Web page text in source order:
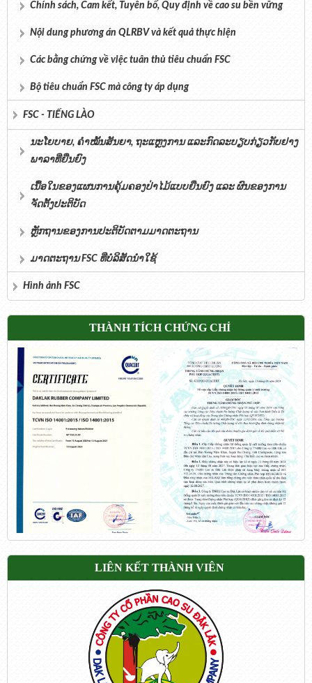
Chính sách, Cam kết, Tuyên bố, Quy định về cao su bền vững
Nội dung phương án QLRBV và kết quả thực hiện
Các bằng chứng về việc tuân thủ tiêu chuẩn FSC
Bộ tiêu chuẩn FSC mà công ty áp dụng
FSC - TIẾNG LÀO
ນະໂຍບາຍ, ຄໍາໝັ້ນສັນຍາ, ຖະແຫຼງການ ແລະກົດລະບຽບກ່ຽວກັບຢາງ
ພາລາທີ່ຍືນຍົງ
ເນື້ອໃນຂອງແຜນການຄຸ້ມຄອງປ່າໄມ້ແບບຍືນຍົງ ແລະ ຜົນຂອງການ
ຈັດຕັ້ງປະຕິບັດ
ຫຼັກຖານຂອງການປະຕິບັດຕາມມາດຕະຖານ
ມາດຕະຖານ FSC ທີ່ບໍລິສັດນຳໃຊ້
Hình ảnh FSC
THÀNH TÍCH CHỨNG CHỈ
LIÊN KẾT THÀNH VIÊN